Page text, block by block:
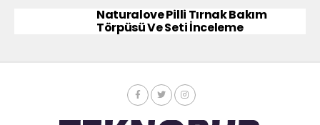
Naturalove Pilli Tırnak Bakım
Törpüsü Ve Seti İnceleme